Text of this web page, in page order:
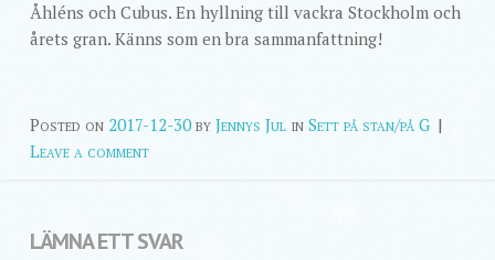
Åhléns och Cubus. En hyllning till vackra Stockholm och
årets gran. Känns som en bra sammanfattning!
Posted on 2017-12-30 by Jennys Jul in Sett på stan/på G |
Leave a comment
LÄMNA ETT SVAR